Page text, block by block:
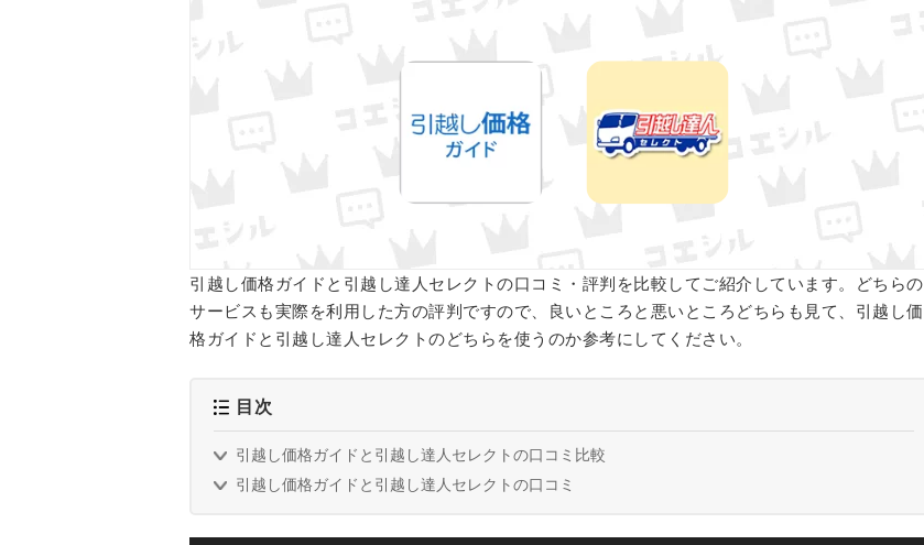
引越し価格ガイドと引越し達人セレクトの口コミ・評判を比較してご紹介しています。どちらの
サービスも実際を利用した方の評判ですので、良いところと悪いところどちらも見て、引越し価
格ガイドと引越し達人セレクトのどちらを使うのか参考にしてください。
目次
引越し価格ガイドと引越し達人セレクトの口コミ比較
引越し価格ガイドと引越し達人セレクトの口コミ